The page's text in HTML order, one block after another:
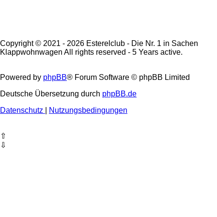
Copyright © 2021 - 2026 Esterelclub - Die Nr. 1 in Sachen
Klappwohnwagen All rights reserved - 5 Years active.
Powered by phpBB® Forum Software © phpBB Limited
Deutsche Übersetzung durch phpBB.de
Datenschutz
Nutzungsbedingungen
⇧
⇩